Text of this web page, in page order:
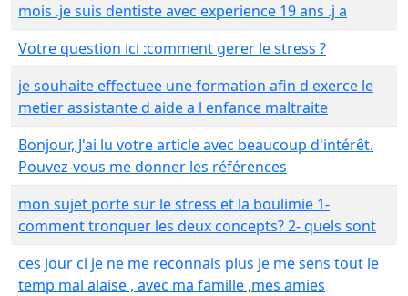
mois .je suis dentiste avec experience 19 ans .j a
Votre question ici :comment gerer le stress ?
je souhaite effectuee une formation afin d exerce le
metier assistante d aide a l enfance maltraite
Bonjour, J'ai lu votre article avec beaucoup d'intérêt.
Pouvez-vous me donner les références
mon sujet porte sur le stress et la boulimie 1-
comment tronquer les deux concepts? 2- quels sont
ces jour ci je ne me reconnais plus je me sens tout le
temp mal alaise , avec ma famille ,mes amies